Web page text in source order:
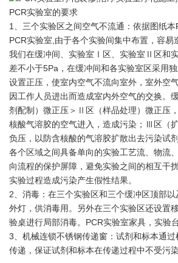
PCR实验室的要求
1、三个实验区之间空气不流通：依据图纸
PCR实验室,由于各个实验间集中布置，容易
我们在缓冲间、实验室Ⅰ区、实验室Ⅱ区和
差不小于5Pa，在缓冲间和各实验室区采用
设置正压，使室内空气不流向室外，室外空
因工作人员进出而造成室内外空气的交换。
剂配制）微正压＞Ⅱ区（样品处理）微正压
核酸气溶胶的空气进入，造成污染；Ⅲ区（
负压，以防含核酸的气溶胶扩散出去污染试
各个区域之间具备单向的实验工艺流、物流
向流程的保护屏障，避免实验之间的相互干
实验过程造成污染产生假性结果。
2、消毒：在三个实验区和三个缓冲区顶部
外灯，供消毒用。另外在三个实验区还设置
验桌进行局部消毒。PCR实验室家具，实验
3、机械连锁不锈钢传递窗：试剂和标本通
传递，保证试剂和标本在传递过程中不受污